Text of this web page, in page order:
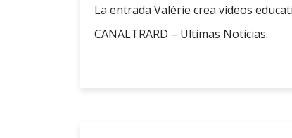
La entrada Valérie crea vídeos
CANALTRARD – Ultimas Noticias.